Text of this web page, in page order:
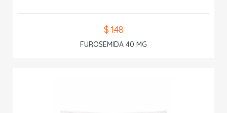
$ 1.48
FUROSEMIDA 40 MG